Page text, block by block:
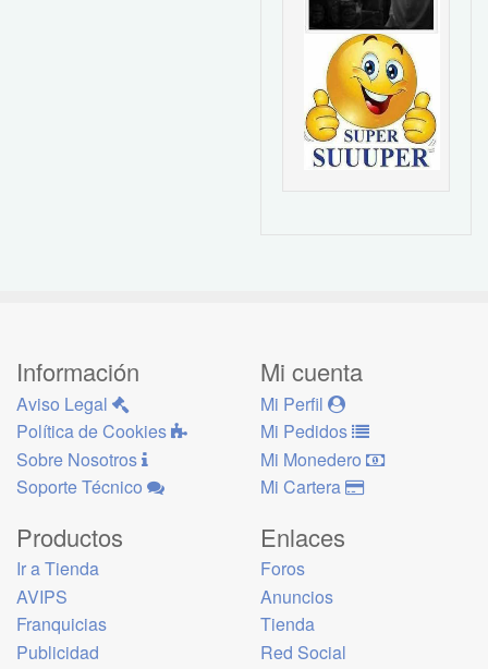
Información
Aviso Legal
Política de Cookies
Sobre Nosotros
Soporte Técnico
Mi cuenta
Mi Perfil
Mi Pedidos
Mi Monedero
Mi Cartera
Productos
Ir a Tienda
AVIPS
Franquicias
Publicidad
Enlaces
Foros
Anuncios
Tienda
Red Social